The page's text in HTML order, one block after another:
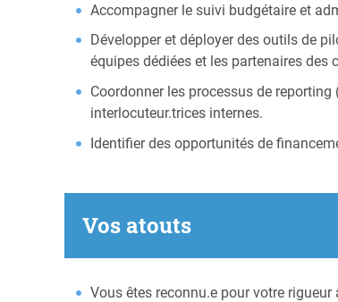
Accompagner le suivi budgétaire et
Développer et déployer des outils de
équipes dédiées et les partenaires des
Coordonner les processus de
interlocuteur.trices internes.
Identifier des opportunités de
Vos atouts
Vous êtes reconnu.e pour votre